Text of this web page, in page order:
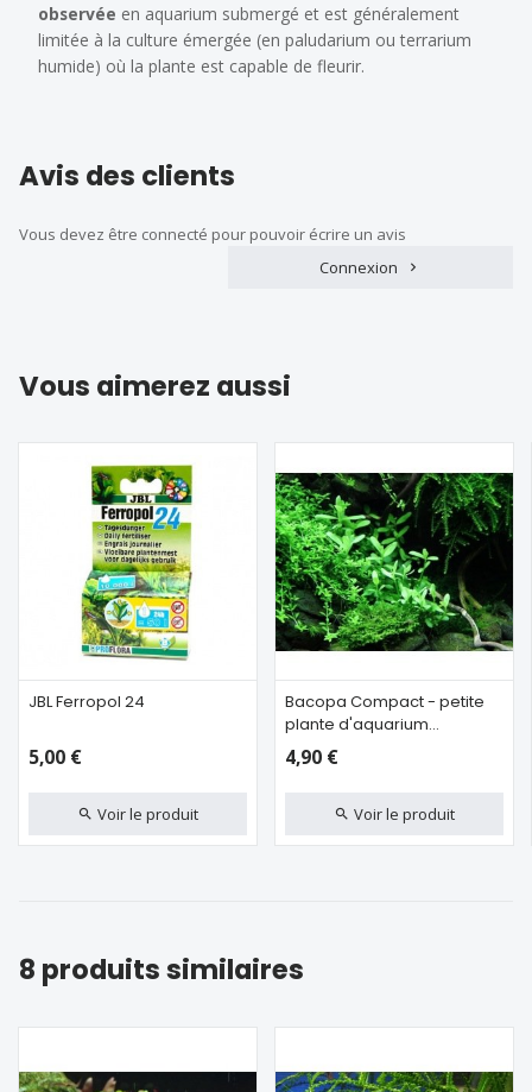
observée en aquarium submergé et est généralement
limitée à la culture émergée (en paludarium ou terrarium
humide) où la plante est capable de fleurir.
Avis des clients
Vous devez être connecté pour pouvoir écrire un avis
Connexion
Vous aimerez aussi
JBL Ferropol 24
5,00 €
Voir le produit
Bacopa Compact - petite
plante d'aquarium
polyvalente pour l'avant
plan ou la zone du milieu
4,90 €
Voir le produit
8 produits similaires